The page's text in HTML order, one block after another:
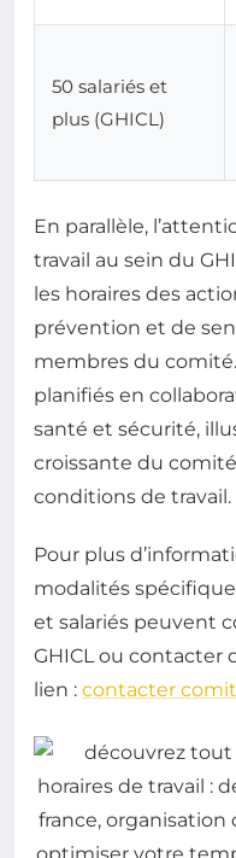
50 salariés et
plus (GHICL)
En parallèle,
travail au sein du
les horaires des
prévention et de
membres du
planifiés en
santé et sécurité,
croissante du
conditions de travail.
Pour plus
modalités
et salariés peuvent
GHICL ou contacter
lien : contacter